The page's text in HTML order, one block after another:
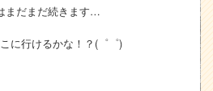
まだまだ続きます…
に行けるかな！？(゜゜)